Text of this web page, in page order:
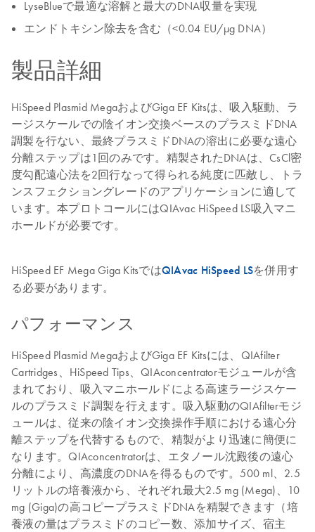
LyseBlueで最適な溶解と最大のDNA収量を実現
エンドトキシン除去を含む（<0.04 EU/μg DNA）
製品詳細
HiSpeed Plasmid MegaおよびGiga EF Kitsは、吸入駆動、ラ
ージスケールでの陰イオン交換ベースのプラスミドDNA
調製を行ない、最終プラスミドDNAの溶出に必要な遠心
分離ステップは1回のみです。精製されたDNAは、CsCl密
度勾配遠心法を2回行なって得られる純度に匹敵し、トラ
ンスフェクショングレードのアプリケーションに適して
います。本プロトコールにはQIAvac HiSpeed LS吸入マニ
ホールドが必要です。
HiSpeed EF Mega Giga KitsではQIAvac HiSpeed LSを併用す
る必要があります。
パフォーマンス
HiSpeed Plasmid MegaおよびGiga EF Kitsには、QIAfilter
Cartridges、HiSpeed Tips、QIAconcentratorモジュールが含
まれており、吸入マニホールドによる高速ラージスケー
ルのプラスミド調製を行えます。吸入駆動のQIAfilterモジ
ュールは、従来の陰イオン交換操作手順における遠心分
離ステップを代替するもので、精製がより迅速に簡便に
なります。QIAconcentratorは、エタノール沈殿後の遠心
分離により、高濃度のDNAを得るものです。500 ml、2.5
リットルの培養液から、それぞれ最大2.5 mg (Mega)、10
mg (Giga)の高コピープラスミドDNAを精製できます（培
養液の量はプラスミドのコピー数、添加サイズ、宿主